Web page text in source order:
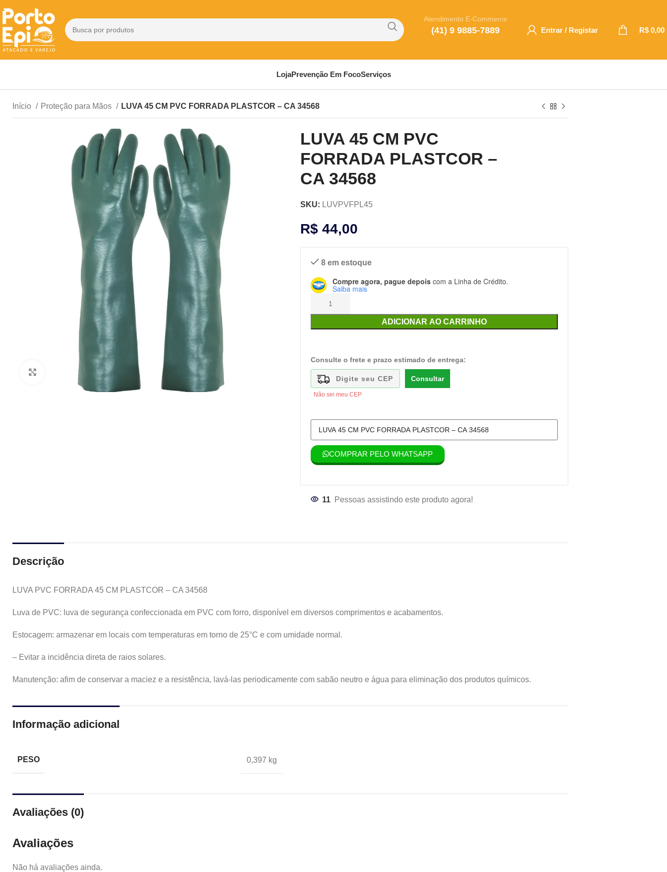
Atendimento E-Commerce
(41) 9 9885-7889 Entrar / Registar R$ 0,00
LojaPrevenção Em FocoServiços
Início Proteção para Mãos LUVA 45 CM PVC FORRADA PLASTCOR – CA 34568
Clique para ampliar
LUVA 45 CM PVC
FORRADA PLASTCOR –
CA 34568
SKU: LUVPVFPL45
R$ 44,00
8 em estoque
Compre agora, pague depois com a Linha de Crédito.
Saiba mais
ADICIONAR AO CARRINHO
Consulte o frete e prazo estimado de entrega:
Consultar
Não sei meu CEP
COMPRAR PELO WHATSAPP
11 Pessoas assistindo este produto agora!
Descrição
LUVA PVC FORRADA 45 CM PLASTCOR – CA 34568
Luva de PVC: luva de segurança confeccionada em PVC com forro, disponível em diversos comprimentos e acabamentos.
Estocagem: armazenar em locais com temperaturas em torno de 25°C e com umidade normal.
– Evitar a incidência direta de raios solares.
Manutenção: afim de conservar a maciez e a resistência, lavá-las periodicamente com sabão neutro e água para eliminação dos produtos químicos.
Informação adicional
PESO 0,397 kg
Avaliações (0)
Avaliações
Não há avaliações ainda.